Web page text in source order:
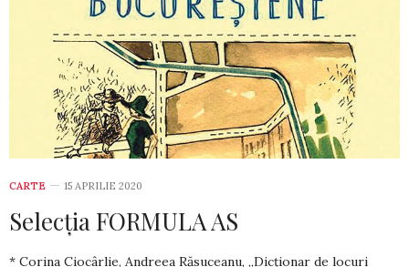
CARTE 15 APRILIE 2020
Selecția FORMULA AS
* Corina Ciocârlie, Andreea Ră­su­cea­nu, „Dicționar de locuri